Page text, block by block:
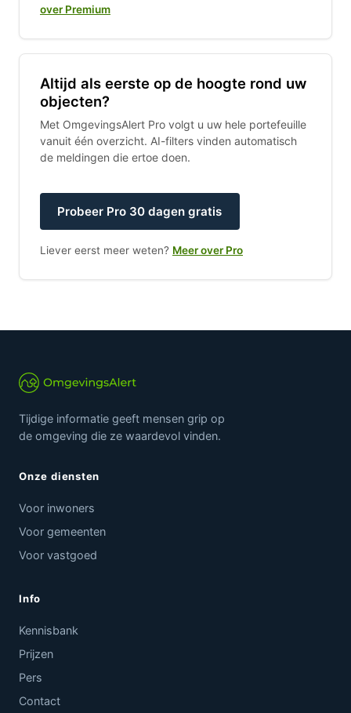
over Premium
Altijd als eerste op de hoogte rond uw
objecten?
Met OmgevingsAlert Pro volgt u uw hele portefeuille
vanuit één overzicht. AI-filters vinden automatisch
de meldingen die ertoe doen.
Probeer Pro 30 dagen gratis
Liever eerst meer weten? Meer over Pro
Tijdige informatie geeft mensen grip op
de omgeving die ze waardevol vinden.
Onze diensten
Voor inwoners
Voor gemeenten
Voor vastgoed
Info
Kennisbank
Prijzen
Pers
Contact